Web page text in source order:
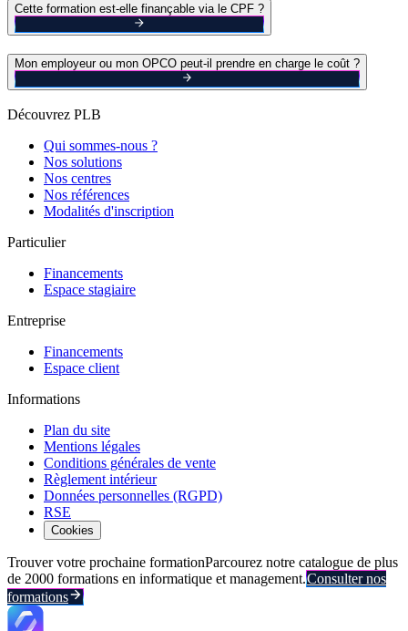
Cette formation est-elle finançable via le CPF ?
Mon employeur ou mon OPCO peut-il prendre en charge le coût ?
Découvrez PLB
Qui sommes-nous ?
Nos solutions
Nos centres
Nos références
Modalités d'inscription
Particulier
Financements
Espace stagiaire
Entreprise
Financements
Espace client
Informations
Plan du site
Mentions légales
Conditions générales de vente
Règlement intérieur
Données personnelles (RGPD)
RSE
Cookies
Trouver votre prochaine formationParcourez notre catalogue de plus
de 2000 formations en informatique et management.Consulter nos
formations